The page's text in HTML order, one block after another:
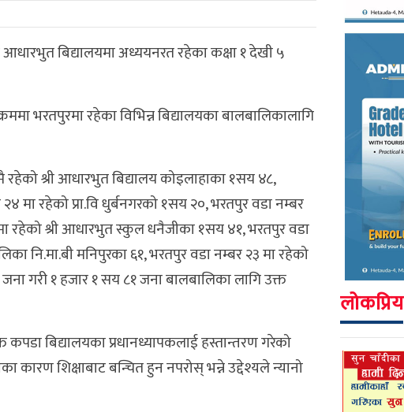
बिद्यालयमा अध्ययनरत रहेका कक्षा १ देखी ५
भरतपुरमा रहेका विभिन्न बिद्यालयका बालबालिकालागि
श्री आधारभुत बिद्यालय कोइलाहाका १सय ४८,
मा रहेको प्रा.वि धुर्बनगरको १सय २०, भरतपुर वडा नम्बर
मा रहेको श्री आधारभुत स्कुल धनैजीका १सय ४१, भरतपुर वडा
नि.मा.बी मनिपुरका ६१, भरतपुर वडा नम्बर २३ मा रहेको
गरी १ हजार १ सय ८१ जना बालबालिका लागि उक्त
बिद्यालयका प्रधानध्यापकलाई हस्तान्तरण गरेको
शिक्षाबाट बन्चित हुन नपरोस् भन्ने उद्देश्यले न्यानो
लोकप्रिय